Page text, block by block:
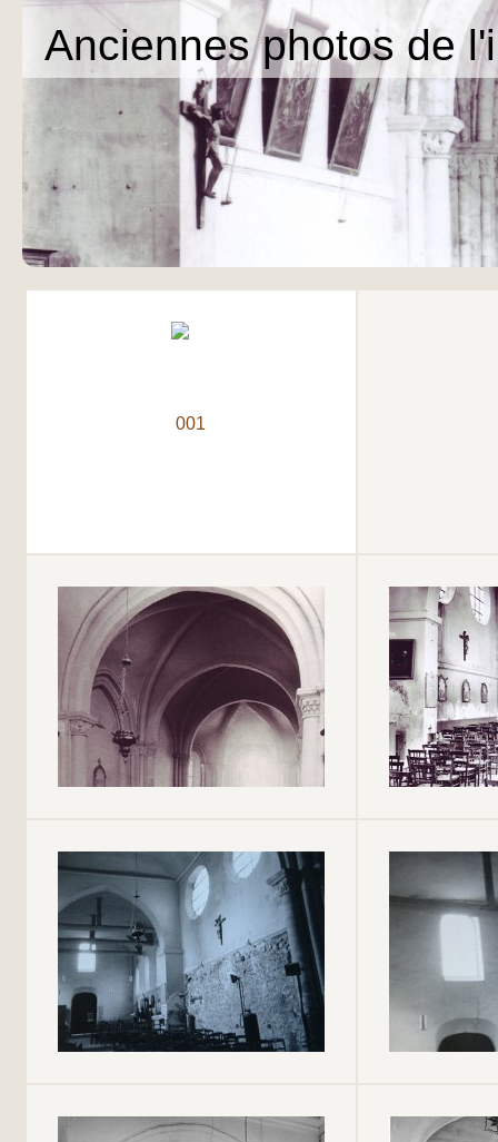
Anciennes photos de